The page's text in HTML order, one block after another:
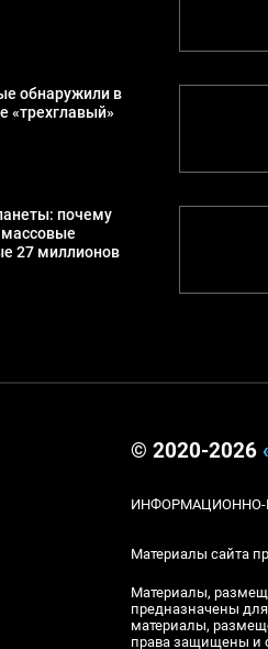
обнаружили в
«трехглавый»
почему
массовые
27 миллионов
© 2020-2026
ИНФОРМАЦИОННО-
Материалы сайта
Материалы,
предназначены
материалы,
права защищены и